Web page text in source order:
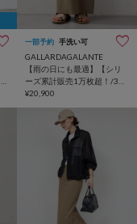
一部予約 手洗い可
GALLARDAGALANTE
【雨の日にも最適】【シリ
ーズ累計販売1万枚超！/3サ
イズ展開】ストレッチマキ
¥20,900